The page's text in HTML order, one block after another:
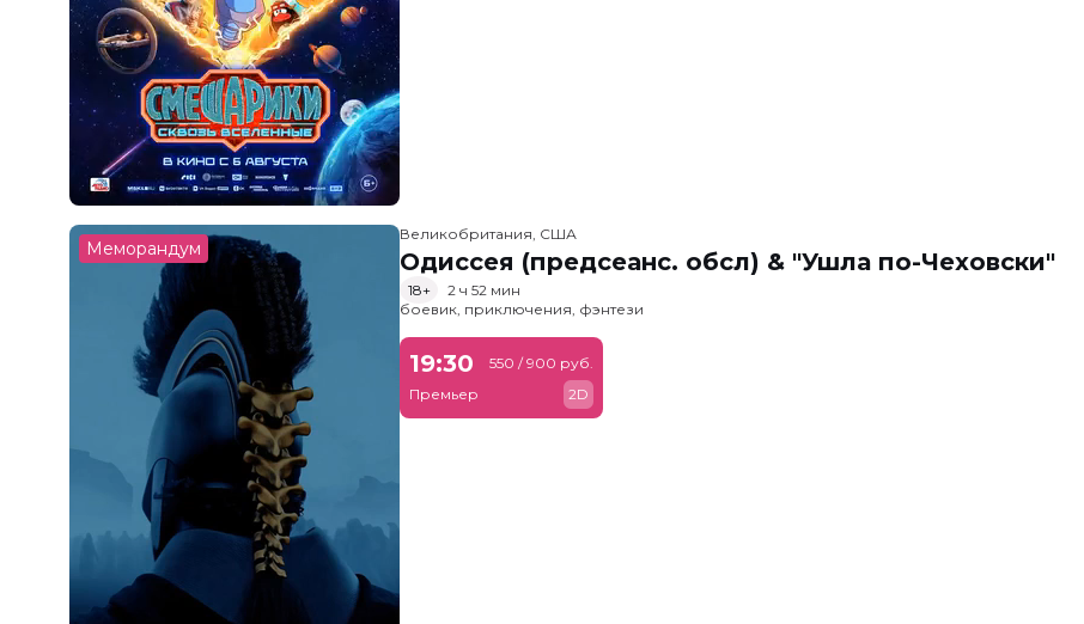
Меморандум
Великобритания, США
Одиссея (предсеанс. обсл) & "Ушла по-Чеховски"
18+
2 ч 52 мин
боевик, приключения, фэнтези
19:30
Премьер
550 / 900 руб.
2D